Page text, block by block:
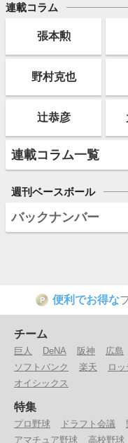
連載コラム
張本勲
野村克也
辻恭彦
連載コラム一覧
週刊ベースボール
バックナンバー
P 便利でお得な
チーム
巨人 DeNA 阪神 広島
ソフトバンク
楽天 ロッ
オイシックス
特集
プロ野球 ドラフト会議
アマチュア野球
高校野球